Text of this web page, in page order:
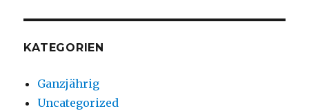
KATEGORIEN
Ganzjährig
Uncategorized